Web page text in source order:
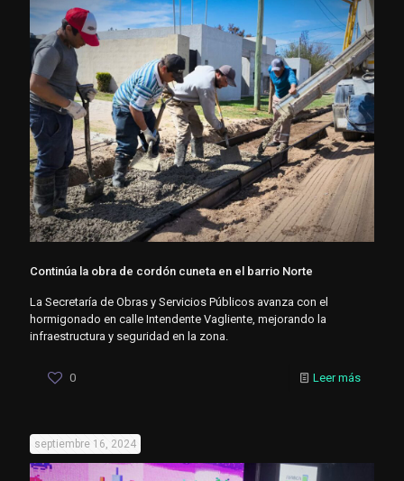
Continúa la obra de cordón cuneta en el barrio Norte
La Secretaría de Obras y Servicios Públicos avanza con el
hormigonado en calle Intendente Vagliente, mejorando la
infraestructura y seguridad en la zona.
0 Leer más
septiembre 16, 2024